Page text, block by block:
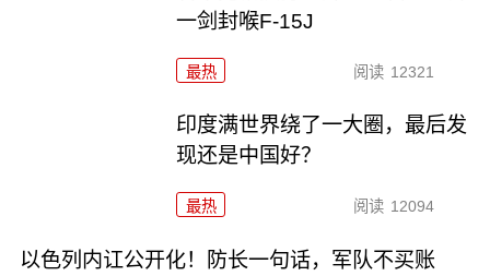
一剑封喉F-15J
最热 阅读 12321
印度满世界绕了一大圈，最后发
现还是中国好？
最热 阅读 12094
以色列内讧公开化！防长一句话，军队不买账